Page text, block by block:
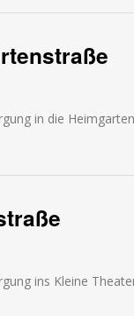
in die
ins Kleine